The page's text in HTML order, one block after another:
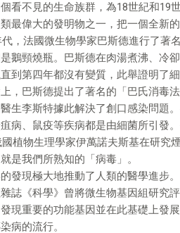
看不見的生命族群，為18世紀和19
最偉大的發明物之一，把一個全新
代，法國微生物學家巴斯德進行了著
鵝頸燒瓶。巴斯德在肉湯煮沸、冷
到第四年都沒有變質，此舉證明了
，巴斯德提出了著名的「巴氏消毒
生李斯特據此解決了創口感染問題
病、鼠疫等疾病都是由細菌所引發
國植物生理學家伊萬諾夫斯基在研究
是我們所熟知的「病毒」。
發現極大地推動了人類的醫學進步。
誌《科學》曾將微生物基因組研究
現重要的功能基因並在此基礎上發
病的流行。